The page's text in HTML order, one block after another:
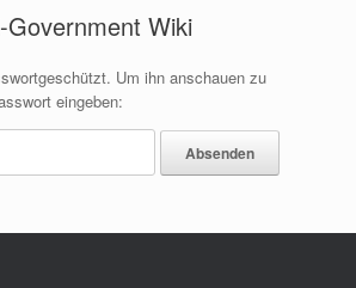
Wiki
Um ihn anschauen zu
eingeben: